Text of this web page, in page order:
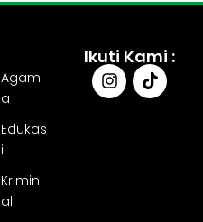
Agam
a
Edukas
i
Krimin
al
Ikuti Kami :